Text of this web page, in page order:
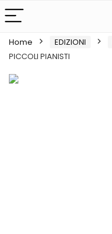
Home EDIZIONI
PICCOLI PIANISTI